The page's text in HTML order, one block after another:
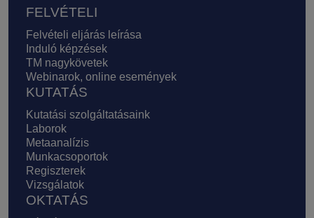
FELVÉTELI
Felvételi eljárás leírása
Induló képzések
TM nagykövetek
Webinarok, online események
KUTATÁS
Kutatási szolgáltatásaink
Laborok
Metaanalízis
Munkacsoportok
Regiszterek
Vizsgálatok
OKTATÁS